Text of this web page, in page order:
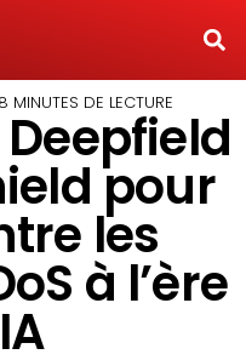
8 MINUTES DE LECTURE
pour
les
à l’ère